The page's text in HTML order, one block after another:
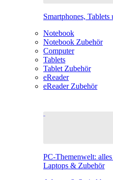
Smartphones, Tablets
Notebook
Notebook Zubehör
Computer
Tablets
Tablet Zubehör
eReader
eReader Zubehör
PC-Themenwelt:
Laptops & Zubehör